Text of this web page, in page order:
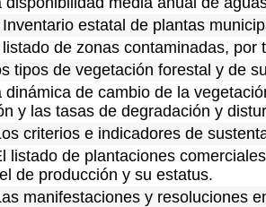
estatal de plantas
de zonas contaminadas,
tipos de vegetación forestal y de
dinámica de cambio de la
y las tasas de degradación y
criterios e indicadores de
listado de plantaciones
de producción y su estatus.
manifestaciones y resoluciones